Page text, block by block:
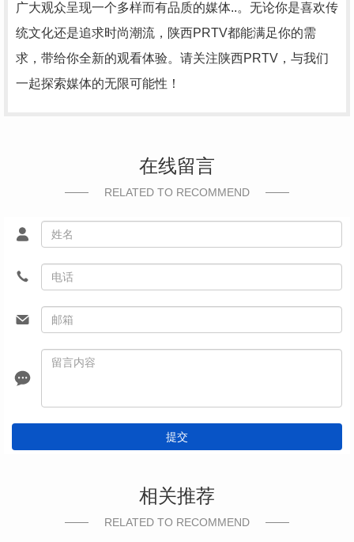
广大观众呈现一个多样而有品质的媒体..。无论你是喜欢传
统文化还是追求时尚潮流，陕西PRTV都能满足你的需
求，带给你全新的观看体验。请关注陕西PRTV，与我们
一起探索媒体的无限可能性！
在线留言
RELATED TO RECOMMEND
提交
相关推荐
RELATED TO RECOMMEND